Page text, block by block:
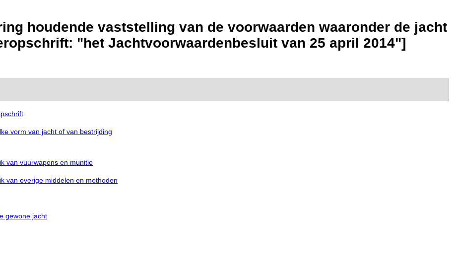
houdende vaststelling van de voorwaarden waaronder de jacht
"het Jachtvoorwaardenbesluit van 25 april 2014"]
vorm van jacht of van bestrijding
van vuurwapens en munitie
van overige middelen en methoden
gewone jacht